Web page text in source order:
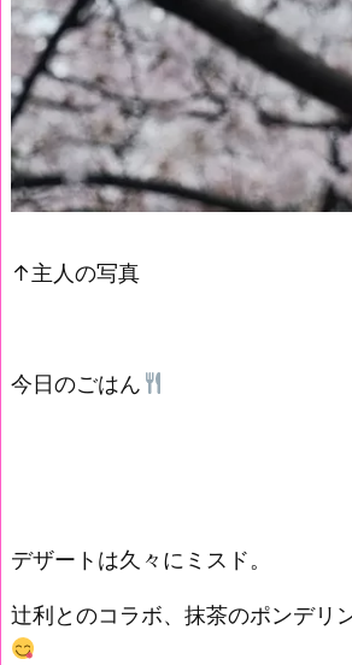
↑主人の写真
今日のごはん
デザートは久々にミスド。
辻利とのコラボ、抹茶のポンデリ